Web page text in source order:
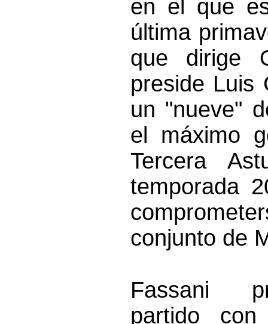
en el que
última
que dirige
preside Luis
un "nueve"
el máximo
Tercera
temporada
conjunto de
Fassani
partido